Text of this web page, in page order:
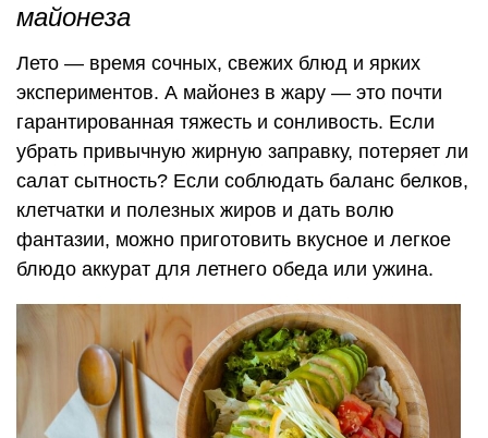
майонеза
Лето — время сочных, свежих блюд и ярких
экспериментов. А майонез в жару — это почти
гарантированная тяжесть и сонливость. Если
убрать привычную жирную заправку, потеряет ли
салат сытность? Если соблюдать баланс белков,
клетчатки и полезных жиров и дать волю
фантазии, можно приготовить вкусное и легкое
блюдо аккурат для летнего обеда или ужина.